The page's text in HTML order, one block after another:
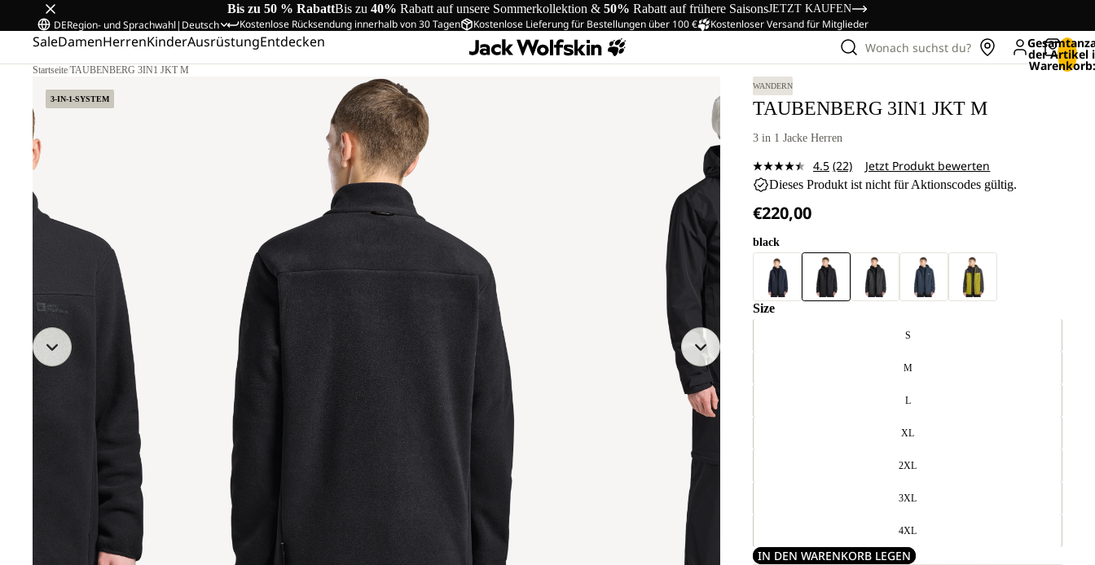
Bis zu 50 % RabattBis zu 40% Rabatt auf unsere Sommerkollektion & 50% Rabatt auf frühere SaisonsJETZT KAUFEN
Kostenlose Rücksendung innerhalb von 30 Tagen Kostenlose Lieferung für Bestellungen über 100 € Kostenloser Versand für Mitglieder
DERegion- und Sprachwahl| Deutsch
SaleDamenHerrenKinderAusrüstungEntdecken Wonach suchst du? der Artikel
Startseite/TAUBENBERG 3IN1 JKT M
3-IN-1-SYSTEM
WANDERN
TAUBENBERG 3IN1 JKT M
3 in 1 Jacke Herren
4.5 22
Bewertungen
Seite.
(22) Jetzt Produkt bewerten
Dieses Produkt ist nicht für Aktionscodes gültig.
€220,00
black
Size
S
M
L
XL
2XL
3XL
4XL
IN DEN WARENKORB LEGEN